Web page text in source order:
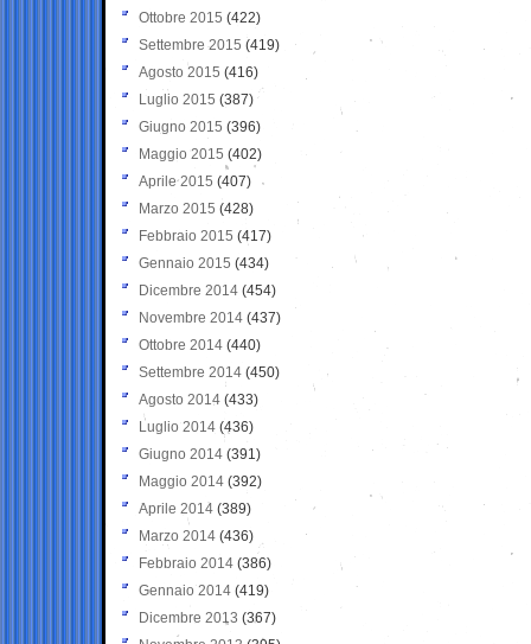
Ottobre 2015 (422)
Settembre 2015 (419)
Agosto 2015 (416)
Luglio 2015 (387)
Giugno 2015 (396)
Maggio 2015 (402)
Aprile 2015 (407)
Marzo 2015 (428)
Febbraio 2015 (417)
Gennaio 2015 (434)
Dicembre 2014 (454)
Novembre 2014 (437)
Ottobre 2014 (440)
Settembre 2014 (450)
Agosto 2014 (433)
Luglio 2014 (436)
Giugno 2014 (391)
Maggio 2014 (392)
Aprile 2014 (389)
Marzo 2014 (436)
Febbraio 2014 (386)
Gennaio 2014 (419)
Dicembre 2013 (367)